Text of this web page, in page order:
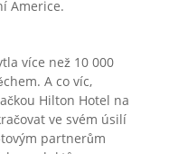
Americe.
více než 10 000
A co víc,
Hilton Hotel na
ve svém úsilí
partnerům